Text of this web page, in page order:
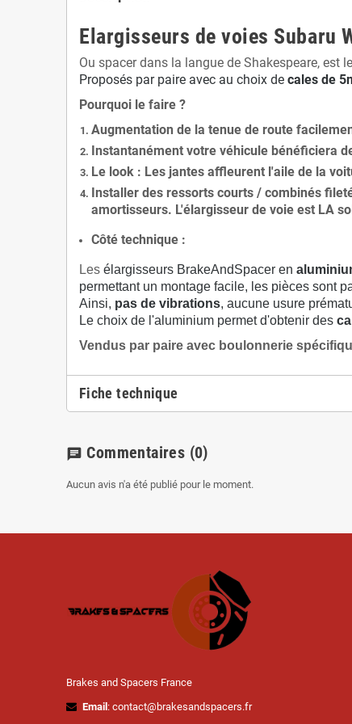
Elargisseurs de voies Subaru
Ou spacer dans la langue de Shakespeare, est
Proposés par paire avec au choix de cales de 5
Pourquoi le faire ?
Augmentation de la tenue de route
Instantanément votre véhicule bénéficiera
Le look : Les jantes affleurent l'aile de la
Installer des ressorts courts / combinés
amortisseurs. L'élargisseur de voie est LA
Côté technique :
Les élargisseurs BrakeAndSpacer en
permettant un montage facile, les pièces sont
Ainsi, pas de vibrations, aucune usure
Le choix de l'aluminium permet d'obtenir des
Vendus par paire avec boulonnerie
Fiche technique
chat Commentaires (0)
Aucun avis n'a été publié pour le moment.
Brakes and Spacers France
Email : contact@brakesandspacers.fr